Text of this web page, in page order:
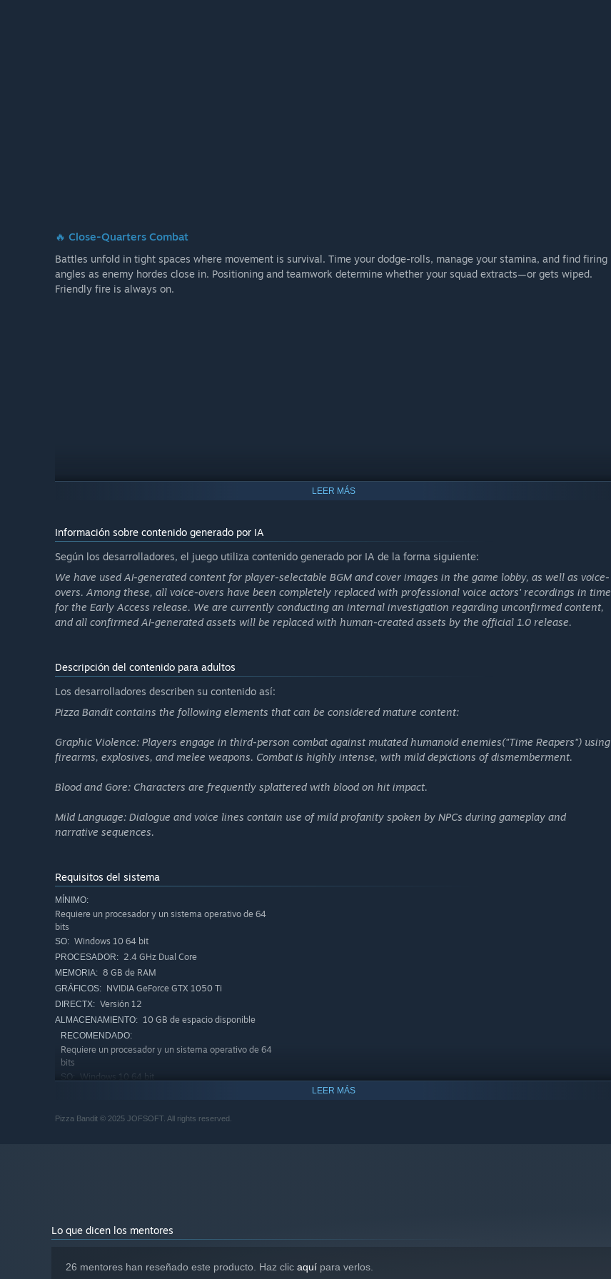
🔥 Close-Quarters Combat
Battles unfold in tight spaces where movement is survival. Time your dodge-rolls, manage your stamina, and find firing
angles as enemy hordes close in. Positioning and teamwork determine whether your squad extracts—or gets wiped.
Friendly fire is always on.
🍳 Cooking Under Fire
Cooking isn't a side activity—it's a mission objective. Fail to complete orders, and the mission fails. Prepare meals
under enemy pressure. Every second spent plating is a second you're exposed.
Every mission starts with your loadout. Choose weapons, gadgets, and abilities that shape how you fight. Complete
contracts to unlock stronger gear and new build options for tougher missions.
LEER MÁS
Información sobre contenido generado por IA
Según los desarrolladores, el juego utiliza contenido generado por IA de la forma siguiente:
We have used AI-generated content for player-selectable BGM and cover images in the game lobby, as well as voice-
overs. Among these, all voice-overs have been completely replaced with professional voice actors' recordings in time
for the Early Access release. We are currently conducting an internal investigation regarding unconfirmed content,
and all confirmed AI-generated assets will be replaced with human-created assets by the official 1.0 release.
Descripción del contenido para adultos
Los desarrolladores describen su contenido así:
Pizza Bandit contains the following elements that can be considered mature content:
Graphic Violence: Players engage in third-person combat against mutated humanoid enemies("Time Reapers") using
firearms, explosives, and melee weapons. Combat is highly intense, with mild depictions of dismemberment.
Blood and Gore: Characters are frequently splattered with blood on hit impact.
Mild Language: Dialogue and voice lines contain use of mild profanity spoken by NPCs during gameplay and
narrative sequences.
Requisitos del sistema
MÍNIMO:
Requiere un procesador y un sistema operativo de 64
bits
SO: Windows 10 64 bit
PROCESADOR: 2.4 GHz Dual Core
MEMORIA: 8 GB de RAM
GRÁFICOS: NVIDIA GeForce GTX 1050 Ti
DIRECTX: Versión 12
ALMACENAMIENTO: 10 GB de espacio disponible
RECOMENDADO:
Requiere un procesador y un sistema operativo de 64
bits
SO: Windows 10 64 bit
GRÁFICOS: NVIDIA GeForce GTX 1080 Ti
LEER MÁS
Pizza Bandit © 2025 JOFSOFT. All rights reserved.
Lo que dicen los mentores
26 mentores han reseñado este producto. Haz clic aquí para verlos.